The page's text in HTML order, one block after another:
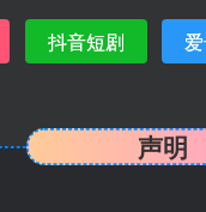
抖音短剧
声明